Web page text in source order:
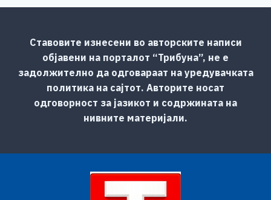
Ставовите изнесени во авторските написи
објавени на порталот “Трибуна”, не е
задолжително да одговараат на уредувачката
политика на сајтот. Авторите носат
одговорност за јазикот и содржината на
нивните материјали.